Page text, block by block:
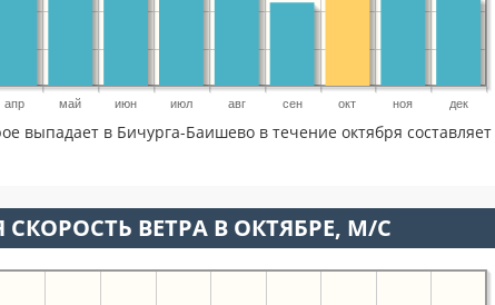
апр май июн июл авг сен окт ноя дек
выпадает в Бичурга-Баишево в течение октября составляет
СКОРОСТЬ ВЕТРА В ОКТЯБРЕ, М/С